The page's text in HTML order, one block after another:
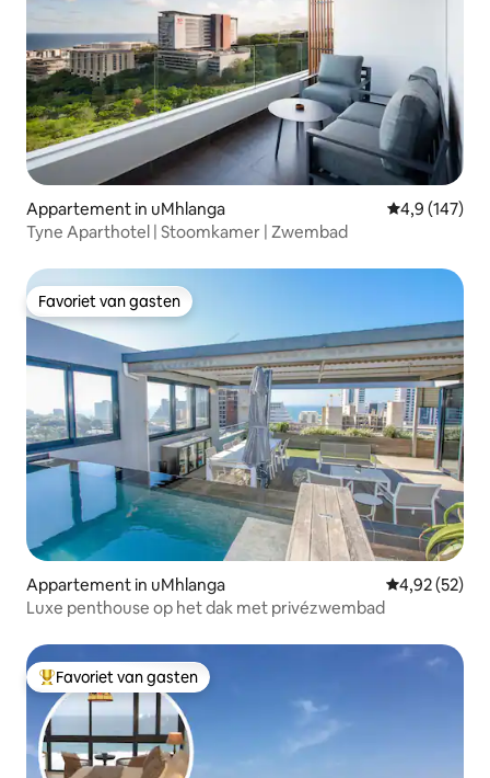
Appartement in uMhlanga Gemiddelde
4,9 (147)
Tyne Aparthotel | Stoomkamer | Zwembad
Favoriet van gasten
Favoriet van gasten
Appartement in uMhlanga Gemiddelde
4,92 (52)
Luxe penthouse op het dak met privézwembad
Topfavoriet van gasten
Favoriet van gasten